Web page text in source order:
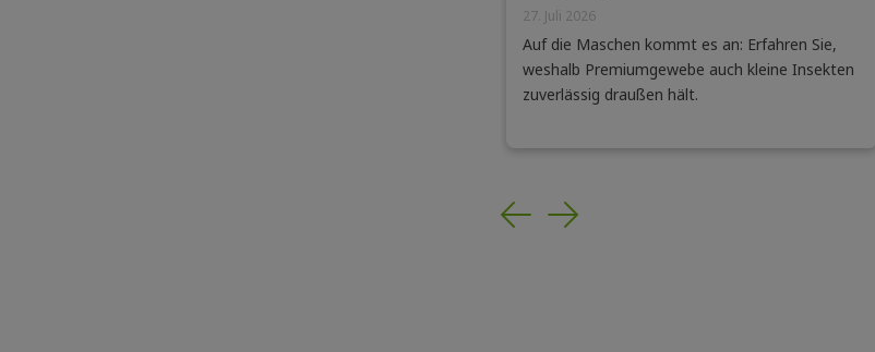
nicht abhalten – und wie
Premiumgewebe den
Unterschied machen
27. Juli 2026
Auf die Maschen kommt es an: Erfahren Sie,
weshalb Premiumgewebe auch kleine Insekten
zuverlässig draußen hält.
Previous
Next